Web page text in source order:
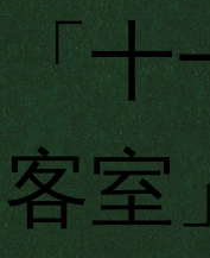
「十
客室